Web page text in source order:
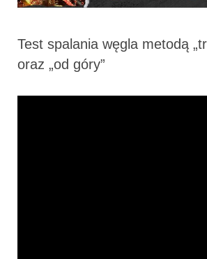
Test spalania węgla metodą
oraz „od góry”